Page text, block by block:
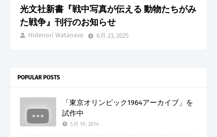
光文社新書『戦中写真が伝える 動物たちがみ
た戦争』刊行のお知らせ
HIdenori Watanave 6月 23, 2025
POPULAR POSTS
「東京オリンピック1964アーカイブ」を
試作中
5月 19, 2014